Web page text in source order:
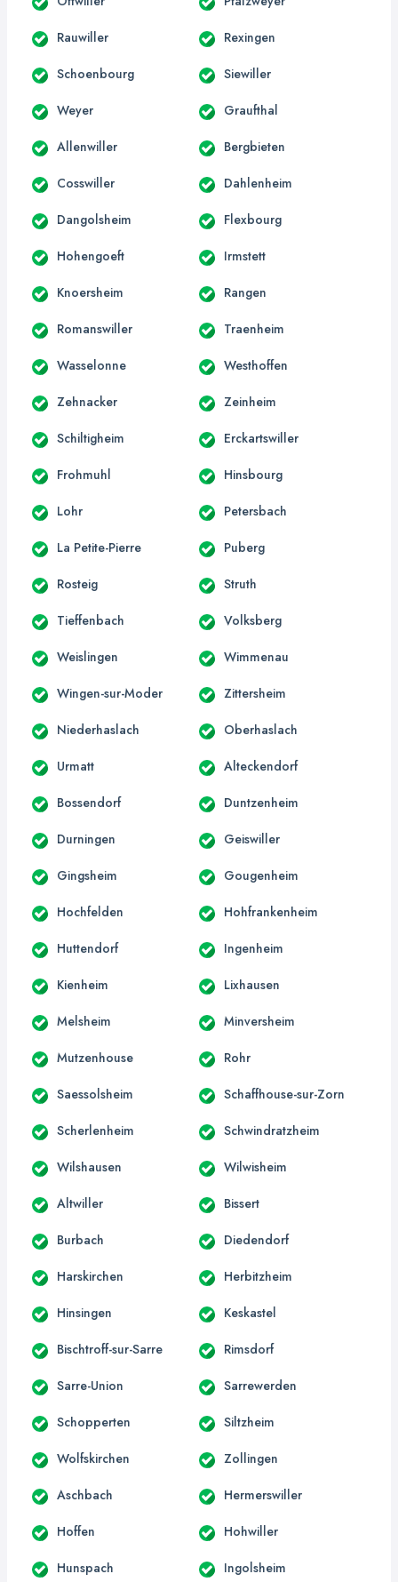
Rauwiller Rexingen
Schoenbourg Siewiller
Weyer Graufthal
Allenwiller Bergbieten
Cosswiller Dahlenheim
Dangolsheim Flexbourg
Hohengoeft Irmstett
Knoersheim Rangen
Romanswiller Traenheim
Wasselonne Westhoffen
Zehnacker Zeinheim
Schiltigheim Erckartswiller
Frohmuhl Hinsbourg
Lohr Petersbach
La Petite-Pierre Puberg
Rosteig Struth
Tieffenbach Volksberg
Weislingen Wimmenau
Wingen-sur-Moder Zittersheim
Niederhaslach Oberhaslach
Urmatt Alteckendorf
Bossendorf Duntzenheim
Durningen Geiswiller
Gingsheim Gougenheim
Hochfelden Hohfrankenheim
Huttendorf Ingenheim
Kienheim Lixhausen
Melsheim Minversheim
Mutzenhouse Rohr
Saessolsheim Schaffhouse-sur-Zorn
Scherlenheim Schwindratzheim
Wilshausen Wilwisheim
Altwiller Bissert
Burbach Diedendorf
Harskirchen Herbitzheim
Hinsingen Keskastel
Bischtroff-sur-Sarre Rimsdorf
Sarre-Union Sarrewerden
Schopperten Siltzheim
Wolfskirchen Zollingen
Aschbach Hermerswiller
Hoffen Hohwiller
Hunspach Ingolsheim